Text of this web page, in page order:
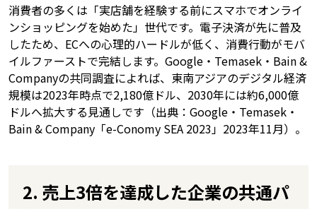
消費者の多くは「実店舗を経験する前にスマホでオンライ
ンショッピングを始めた」世代です。電子決済が先に普及
したため、ECへの心理的ハードルが低く、消費行動がモバ
イルファーストで完結します。Google・Temasek・Bain &
Companyの共同調査によれば、東南アジアのデジタル経済
規模は2023年時点で2,180億ドル、2030年には約6,000億
ドルへ拡大する見通しです（出典：Google・Temasek・
Bain & Company「e-Conomy SEA 2023」2023年11月）。
2. 売上3倍を達成した企業の共通パ